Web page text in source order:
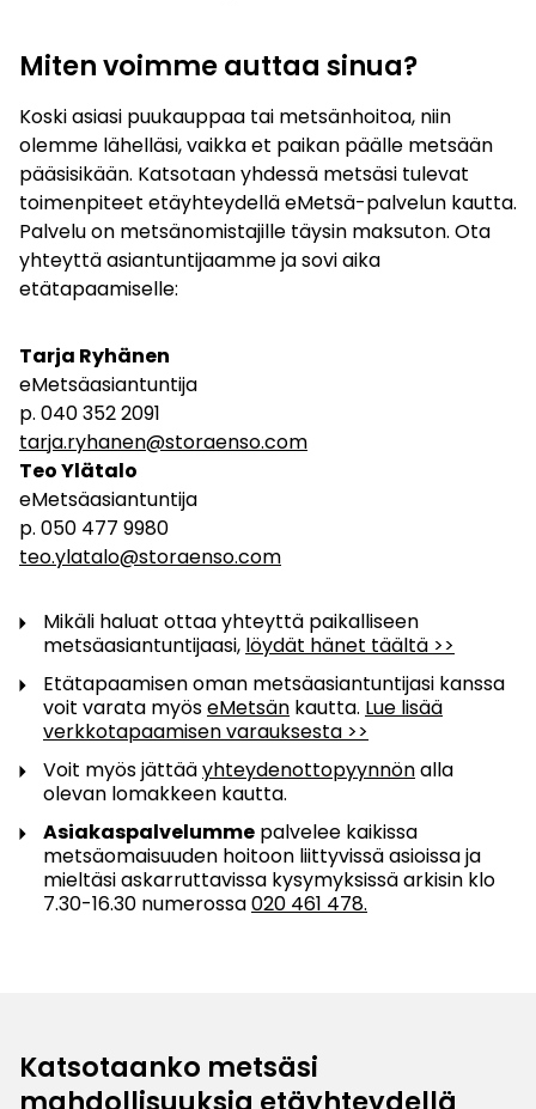
Miten voimme auttaa sinua?
Koski asiasi puukauppaa tai metsänhoitoa, niin
olemme lähelläsi, vaikka et paikan päälle metsään
pääsisikään. Katsotaan yhdessä metsäsi tulevat
toimenpiteet etäyhteydellä eMetsä-palvelun kautta.
Palvelu on metsänomistajille täysin maksuton. Ota
yhteyttä asiantuntijaamme ja sovi aika
etätapaamiselle:
Tarja Ryhänen
eMetsäasiantuntija
p. 040 352 2091
tarja.ryhanen@storaenso.com
Teo Ylätalo
eMetsäasiantuntija
p. 050 477 9980
teo.ylatalo@storaenso.com
Mikäli haluat ottaa yhteyttä paikalliseen
metsäasiantuntijaasi, löydät hänet täältä >>
Etätapaamisen oman metsäasiantuntijasi kanssa
voit varata myöseMetsän kautta. Lue lisää
verkkotapaamisen varauksesta >>
Voit myös jättääyhteydenottopyynnönalla
olevan lomakkeen kautta.
Asiakaspalvelumme palvelee kaikissa
metsäomaisuuden hoitoon liittyvissä asioissa ja
mieltäsi askarruttavissa kysymyksissä arkisin klo
7.30-16.30 numerossa020 461 478.
Katsotaanko metsäsi